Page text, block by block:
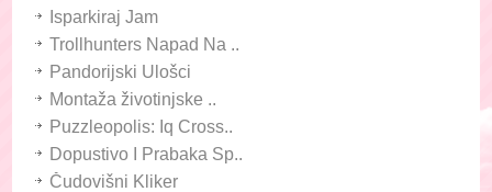
Isparkiraj Jam
Trollhunters Napad Na ..
Pandorijski Ulošci
Montaža životinjske ..
Puzzleopolis: Iq Cross..
Dopustivo I Prabaka Sp..
Čudovišni Kliker